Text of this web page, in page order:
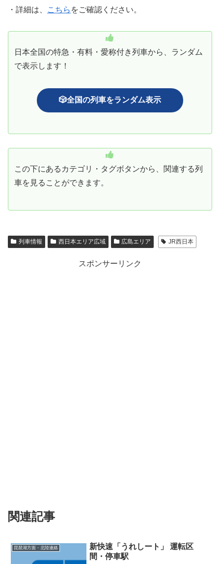
・詳細は、 こちら をご確認ください。
日本全国の特急・有料・愛称付き列車から、ランダム
で表示します！
🎲全国の列車をランダム表示
この下にあるカテゴリ・タグボタンから、関連する列
車を見ることができます。
列車情報 西日本エリア広域 広島エリア JR西日本
スポンサーリンク
関連記事
琵琶湖方面・北陸連絡
新快速「うれしート」 運転区
間・停車駅